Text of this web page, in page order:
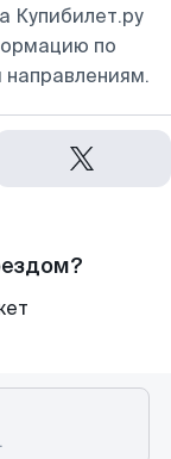
Купибилет.ру
по